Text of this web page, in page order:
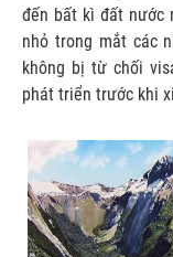
đến bất kì đất nước
nhỏ trong mắt các
không bị từ chối
phát triển trước khi